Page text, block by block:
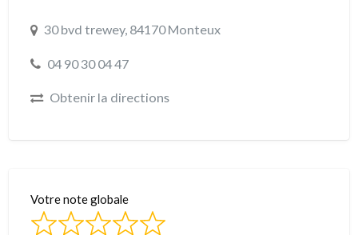
30 bvd trewey, 84170 Monteux
04 90 30 04 47
Obtenir la directions
Votre note globale